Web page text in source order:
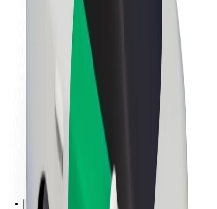
Bolt haqqında
Bolt-da davamlılıq
Project Zero
Xəbər otağı
Brend təlimatları
Missiya
İnvestorlarla əlaqələr
Rəhbərlik
Brend
Media
Urban Fondu
Təhlükəsizlik